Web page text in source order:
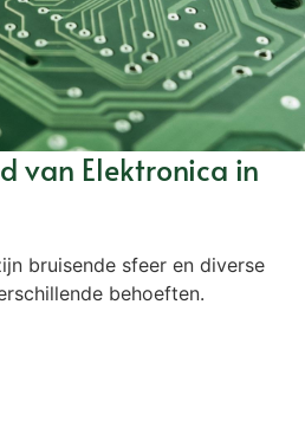
van Elektronica in
bruisende sfeer en diverse
behoeften.